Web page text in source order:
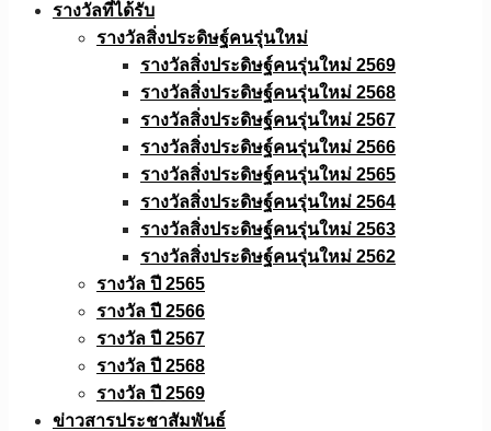
รางวัลที่ได้รับ
รางวัลสิ่งประดิษฐ์คนรุ่นใหม่
รางวัลสิ่งประดิษฐ์คนรุ่นใหม่ 2569
รางวัลสิ่งประดิษฐ์คนรุ่นใหม่ 2568
รางวัลสิ่งประดิษฐ์คนรุ่นใหม่ 2567
รางวัลสิ่งประดิษฐ์คนรุ่นใหม่ 2566
รางวัลสิ่งประดิษฐ์คนรุ่นใหม่ 2565
รางวัลสิ่งประดิษฐ์คนรุ่นใหม่ 2564
รางวัลสิ่งประดิษฐ์คนรุ่นใหม่ 2563
รางวัลสิ่งประดิษฐ์คนรุ่นใหม่ 2562
รางวัล ปี 2565
รางวัล ปี 2566
รางวัล ปี 2567
รางวัล ปี 2568
รางวัล ปี 2569
ข่าวสารประชาสัมพันธ์